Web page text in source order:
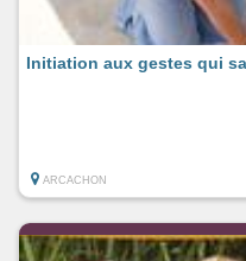
Initiation aux gestes qui
ARCACHON